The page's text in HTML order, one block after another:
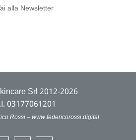
alla Newsletter
Srl 2012-2026
03177061201
Rossi –www.federicorossi.digital